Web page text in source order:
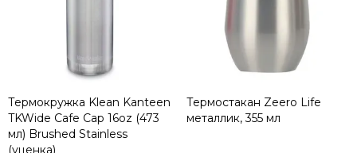
Термокружка Klean Kanteen
TKWide Cafe Cap 16oz (473
мл) Brushed Stainless
(уценка)
Термостакан Zeero Life
металлик, 355 мл